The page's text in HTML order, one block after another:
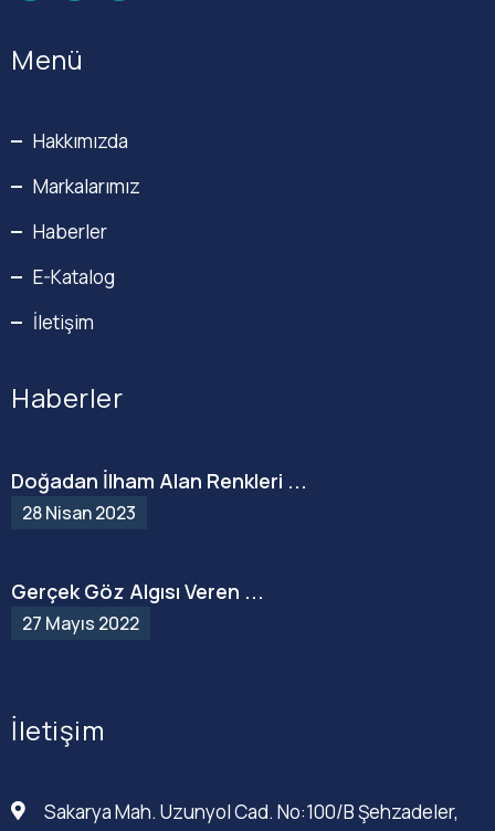
Menü
Hakkımızda
Markalarımız
Haberler
E-Katalog
İletişim
Haberler
Doğadan İlham Alan Renkleri ...
28 Nisan 2023
Gerçek Göz Algısı Veren ...
27 Mayıs 2022
İletişim
Sakarya Mah. Uzunyol Cad. No:100/B Şehzadeler,